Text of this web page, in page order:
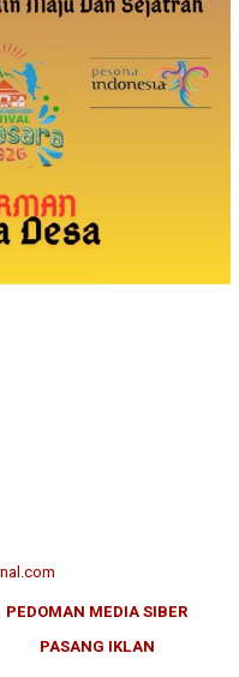
PEDOMAN MEDIA SIBER
PASANG IKLAN